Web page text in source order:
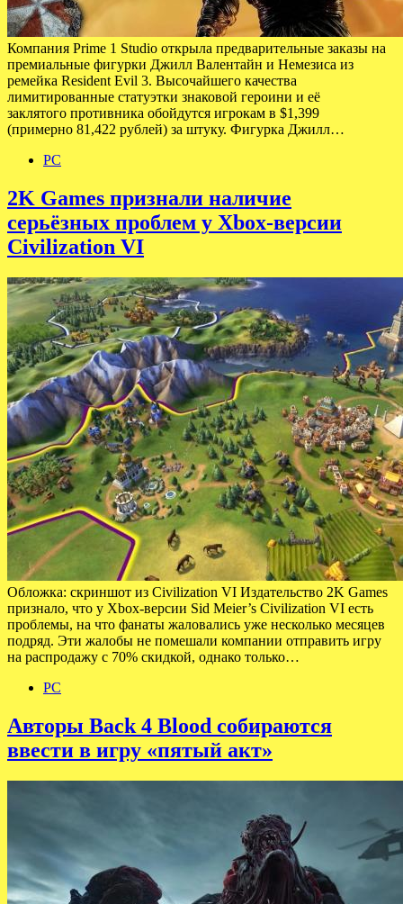
Компания Prime 1 Studio открыла предварительные заказы на
премиальные фигурки Джилл Валентайн и Немезиса из
ремейка Resident Evil 3. Высочайшего качества
лимитированные статуэтки знаковой героини и её
заклятого противника обойдутся игрокам в $1,399
(примерно 81,422 рублей) за штуку. Фигурка Джилл…
PC
2K Games признали наличие
серьёзных проблем у Xbox-версии
Civilization VI
Обложка: скриншот из Civilization VI Издательство 2K Games
признало, что у Xbox-версии Sid Meier’s Civilization VI есть
проблемы, на что фанаты жаловались уже несколько месяцев
подряд. Эти жалобы не помешали компании отправить игру
на распродажу с 70% скидкой, однако только…
PC
Авторы Back 4 Blood собираются
ввести в игру «пятый акт»